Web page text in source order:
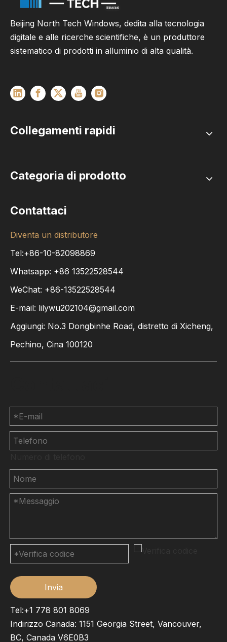
Beijing North Tech Windows, dedita alla tecnologia
digitale e alle ricerche scientifiche, è un produttore
sistematico di prodotti in alluminio di alta qualità.
Collegamenti rapidi
Categoria di prodotto
Contattaci
Diventa un distributore
Tel:+86-10-82098869
Whatsapp: +86 13522528544
WeChat: +86-13522528544
E-mail: lilywu202104@gmail.com
Aggiungi: No.3 Dongbinhe Road, distretto di Xicheng,
Pechino, Cina 100120
Invia
Tel:+1 778 801 8069
Indirizzo Canada: 1151 Georgia Street, Vancouver,
BC, Canada V6E0B3